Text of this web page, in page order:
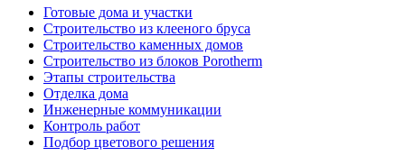
Готовые дома и участки
Строительство из клееного бруса
Строительство каменных домов
Строительство из блоков Porotherm
Этапы строительства
Отделка дома
Инженерные коммуникации
Контроль работ
Подбор цветового решения